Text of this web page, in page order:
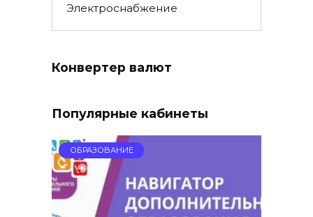
Электроснабжение
Конвертер валют
Популярные кабинеты
ОБРАЗОВАНИЕ